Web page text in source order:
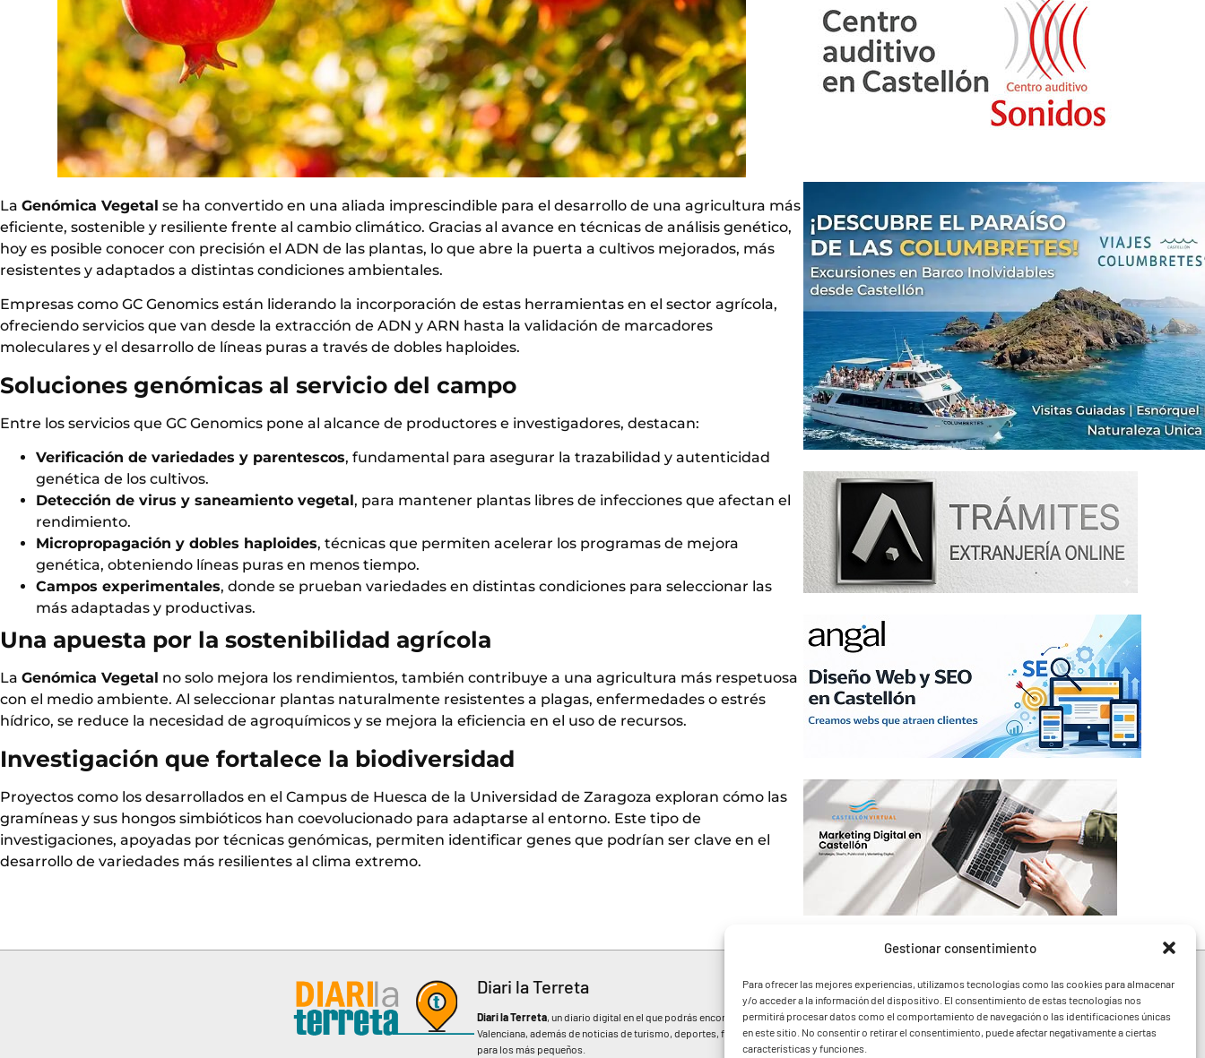
Gestionar consentimiento
Para ofrecer las mejores experiencias, utilizamos tecnologías como las cookies para almacenar
y/o acceder a la información del dispositivo. El consentimiento de estas tecnologías nos
permitirá procesar datos como el comportamiento de navegación o las identificaciones únicas
en este sitio. No consentir o retirar el consentimiento, puede afectar negativamente a ciertas
características y funciones.
La Genómica Vegetal se ha convertido en una aliada imprescindible para el desarrollo de una agricultura más
eficiente, sostenible y resiliente frente al cambio climático. Gracias al avance en técnicas de análisis genético,
hoy es posible conocer con precisión el ADN de las plantas, lo que abre la puerta a cultivos mejorados, más
resistentes y adaptados a distintas condiciones ambientales.
Empresas como GC Genomics están liderando la incorporación de estas herramientas en el sector agrícola,
ofreciendo servicios que van desde la extracción de ADN y ARN hasta la validación de marcadores
moleculares y el desarrollo de líneas puras a través de dobles haploides.
Soluciones genómicas al servicio del campo
Entre los servicios que GC Genomics pone al alcance de productores e investigadores, destacan:
Verificación de variedades y parentescos, fundamental para asegurar la trazabilidad y autenticidad
genética de los cultivos.
Detección de virus y saneamiento vegetal, para mantener plantas libres de infecciones que afectan el
rendimiento.
Micropropagación y dobles haploides, técnicas que permiten acelerar los programas de mejora
genética, obteniendo líneas puras en menos tiempo.
Campos experimentales, donde se prueban variedades en distintas condiciones para seleccionar las
más adaptadas y productivas.
Una apuesta por la sostenibilidad agrícola
La Genómica Vegetal no solo mejora los rendimientos, también contribuye a una agricultura más respetuosa
con el medio ambiente. Al seleccionar plantas naturalmente resistentes a plagas, enfermedades o estrés
hídrico, se reduce la necesidad de agroquímicos y se mejora la eficiencia en el uso de recursos.
Investigación que fortalece la biodiversidad
Proyectos como los desarrollados en el Campus de Huesca de la Universidad de Zaragoza exploran cómo las
gramíneas y sus hongos simbióticos han coevolucionado para adaptarse al entorno. Este tipo de
investigaciones, apoyadas por técnicas genómicas, permiten identificar genes que podrían ser clave en el
desarrollo de variedades más resilientes al clima extremo.
Diari la Terreta
Diari la Terreta, un diario digital en el que podrás encontrar noticias de toda la Comunidad
Valenciana, además de noticias de turismo, deportes, fiestas regionales, festivales y noticias
para los más pequeños.